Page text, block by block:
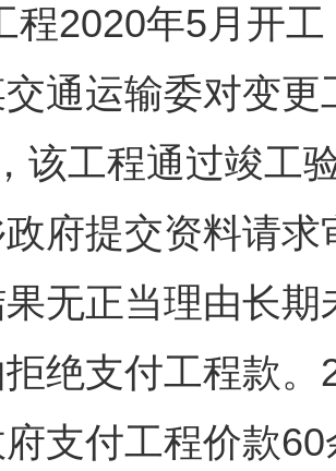
程2020年5月开
通运输委对变
该工程通过竣工
府提交资料请
无正当理由长
绝支付工程款
支付工程价款